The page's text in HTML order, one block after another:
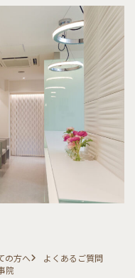
の方へ
よくあるご質問
院